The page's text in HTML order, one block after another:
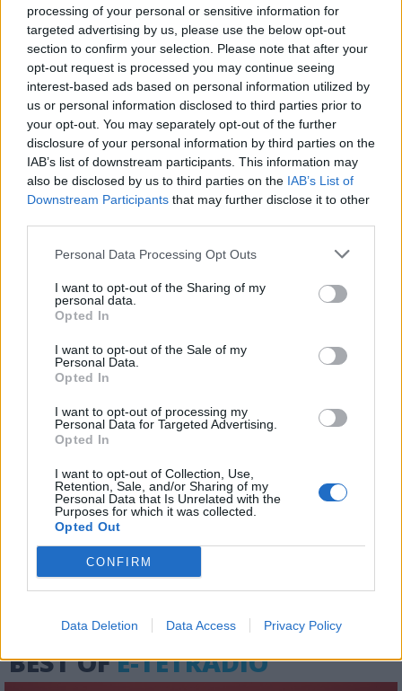
processing of your personal or sensitive information for
targeted advertising by us, please use the below opt-out
section to confirm your selection. Please note that after your
opt-out request is processed you may continue seeing
interest-based ads based on personal information utilized by
us or personal information disclosed to third parties prior to
your opt-out. You may separately opt-out of the further
disclosure of your personal information by third parties on the
IAB’s list of downstream participants. This information may
also be disclosed by us to third parties on the IAB’s List of
Downstream Participants that may further disclose it to other
Personal Data Processing Opt Outs
I want to opt-out of the Sharing of my
personal data.
Opted In
I want to opt-out of the Sale of my
Personal Data.
Opted In
I want to opt-out of processing my
Personal Data for Targeted Advertising.
Opted In
I want to opt-out of Collection, Use,
Retention, Sale, and/or Sharing of my
Personal Data that Is Unrelated with the
Purposes for which it was collected.
Opted Out
CONFIRM
Data Deletion Data Access Privacy Policy
«Εκτός Γηπέδου» στο Action 24 με τη
Βιργινία Δικαιούλια
30.07.2026 - 15:42
Το My Radio 104.6 έκανε αίτηση στο
ΕΣΡ για να μετατραπεί σε
ενημερωτικό ραδιόφωνο
24.07.2026 - 15:57
BEST OFE-TETRADIO